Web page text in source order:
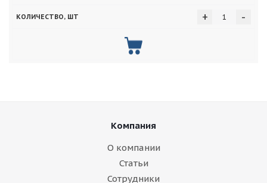
-
+
Компания
О компании
Статьи
Сотрудники